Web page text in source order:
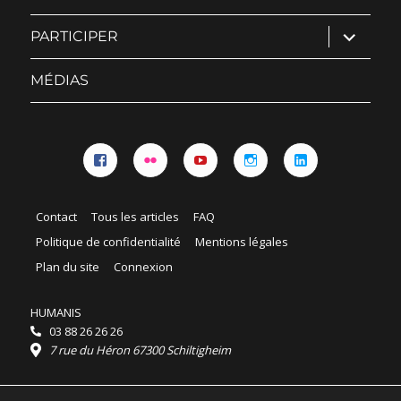
PARTICIPER ouvrir
le
sous-
MÉDIAS
Contact Tous les articles
FAQ
Politique de confidentialité
Mentions légales
Plan du site
Connexion
HUMANIS
03 88 26 26 26
7 rue du Héron 67300 Schiltigheim
Horaires :